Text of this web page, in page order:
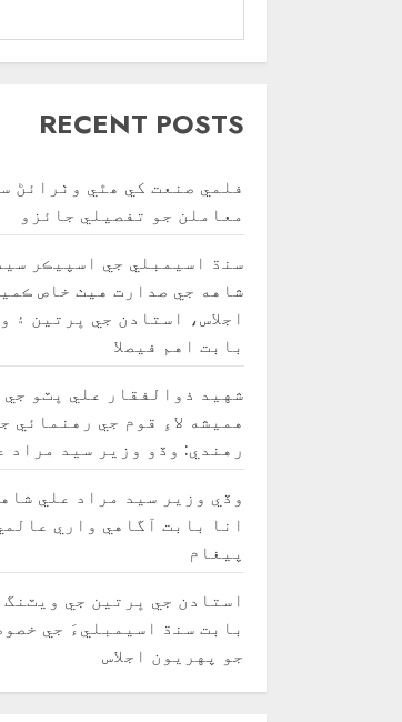
RECENT POSTS
فلمي صنعت کي ھٿي وٺرائڻ
معاملن جو تفصيلي جائزو
سنڌ اسيمبلي جي اسپيڪر
شاهه جي صدارت هيٺ خاص
اجلاس، استادن جي ڀرتين ۽
بابت اهم فيصلا
شهيد ذوالفقار علي ڀٽو جي
هميشه لاءِ قوم جي رهنمائي
رهندي: وڏو وزير سيد مراد
وڏي وزير سيد مراد علي
انا بابت آگاهي واري
پيغام
استادن جي ڀرتين جي
بابت سنڌ اسيمبليءَ جي
جو پهريون اجلاس